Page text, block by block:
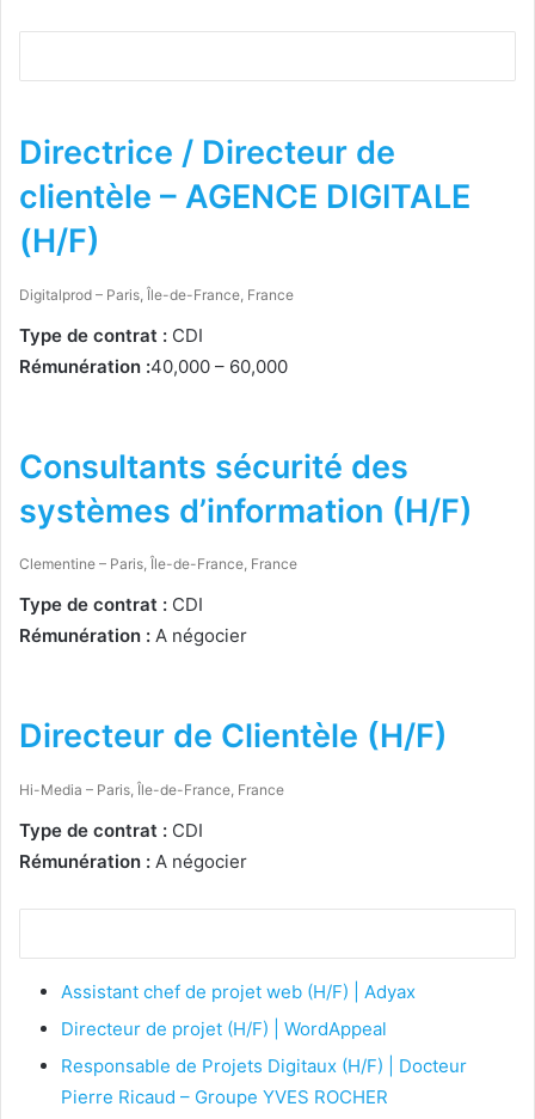
Directrice / Directeur de
clientèle – AGENCE DIGITALE
(H/F)
Digitalprod – Paris, Île-de-France, France
Type de contrat : CDI
Rémunération :40,000 – 60,000
Consultants sécurité des
systèmes d’information (H/F)
Clementine – Paris, Île-de-France, France
Type de contrat : CDI
Rémunération : A négocier
Directeur de Clientèle (H/F)
Hi-Media – Paris, Île-de-France, France
Type de contrat : CDI
Rémunération : A négocier
Assistant chef de projet web (H/F) | Adyax
Directeur de projet (H/F) | WordAppeal
Responsable de Projets Digitaux (H/F) | Docteur
Pierre Ricaud – Groupe YVES ROCHER